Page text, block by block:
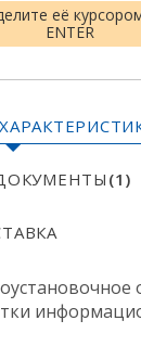
её
ENTER
(1)